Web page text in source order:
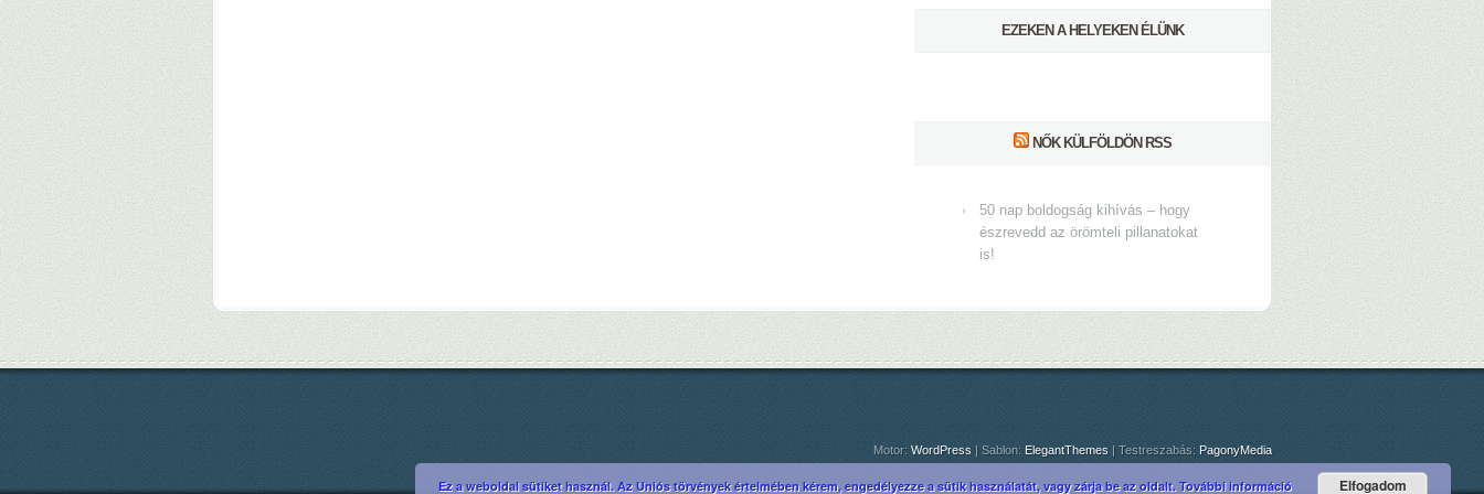
EZEKEN A HELYEKEN ÉLÜNK
NŐK KÜLFÖLDÖN RSS
50 nap boldogság kihívás – hogy
észrevedd az örömteli pillanatokat
is!
Motor: WordPress | Sablon: ElegantThemes | Testreszabás: PagonyMedia
Ez a weboldal sütiket használ. Az Uniós törvények értelmében kérem, engedélyezze a sütik használatát, vagy zárja be az oldalt. További információ Elfogadom